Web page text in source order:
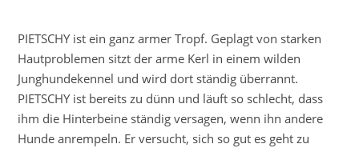
PIETSCHY ist ein ganz armer Tropf. Geplagt von starken
Hautproblemen sitzt der arme Kerl in einem wilden
Junghundekennel und wird dort ständig überrannt.
PIETSCHY ist bereits zu dünn und läuft so schlecht, dass
ihm die Hinterbeine ständig versagen, wenn ihn andere
Hunde anrempeln. Er versucht, sich so gut es geht zu